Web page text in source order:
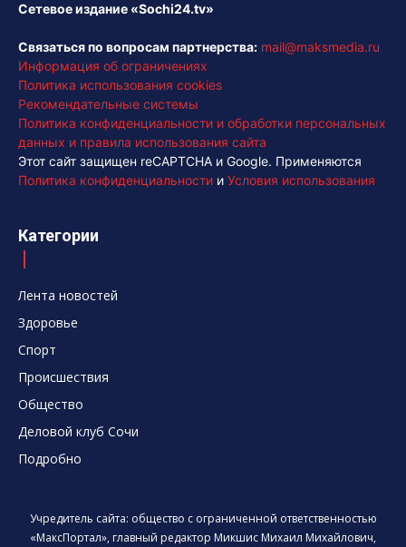
Сетевое издание «Sochi24.tv»
Связаться по вопросам партнерства: mail@maksmedia.ru
Информация об ограничениях
Политика использования cookies
Рекомендательные системы
Политика конфиденциальности и обработки персональных
данных и правила использования сайта
Этот сайт защищен reCAPTCHA и Google. Применяются
Политика конфиденциальности и Условия использования
Категории
Лента новостей
Здоровье
Спорт
Происшествия
Общество
Деловой клуб Сочи
Подробно
Учредитель сайта: общество с ограниченной ответственностью
«МаксПортал», главный редактор Микшис Михаил Михайлович,